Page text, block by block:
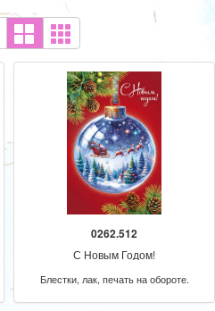
0262.512
С Новым Годом!
Блестки, лак, печать на обороте.